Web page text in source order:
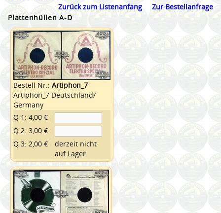
Zurück zum Listenanfang
Zur Bestellanfrage
Plattenhüllen A-D
Bestell Nr.:Artiphon_7
Artiphon_7 Deutschland/
Germany
Q 1: 4,00 €
Q 2: 3,00 €
Q 3: 2,00 €
derzeit nicht
auf Lager